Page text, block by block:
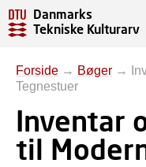
Danmarks
Tekniske Kulturarv
Forside → Bøger →
Tegnestuer
Inventar
til